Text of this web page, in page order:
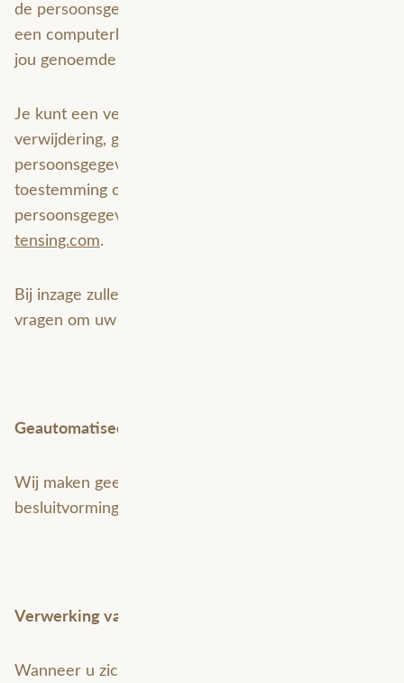
de persoonsgegevens die wij van jou beschikken in
een computerbestand naar jou of een ander, door
jou genoemde organisatie, te sturen.
Je kunt een verzoek tot inzage, correctie,
verwijdering, gegevensoverdraging van je
persoonsgegevens of verzoek tot intrekking van je
toestemming of bezwaar op de verwerking van jouw
persoonsgegevens sturen naar
tensing.com.
Bij inzage zullen we voorafgaand aan dit proces u
vragen om uw identiteit te bevestigen.
Geautomatiseerde besluitvorming
Wij maken geen gebruik van geautomatiseerde
besluitvorming.
Verwerking van persoonsgegevens bij webinars
Wanneer u zich inschrijft voor of deelneemt aan